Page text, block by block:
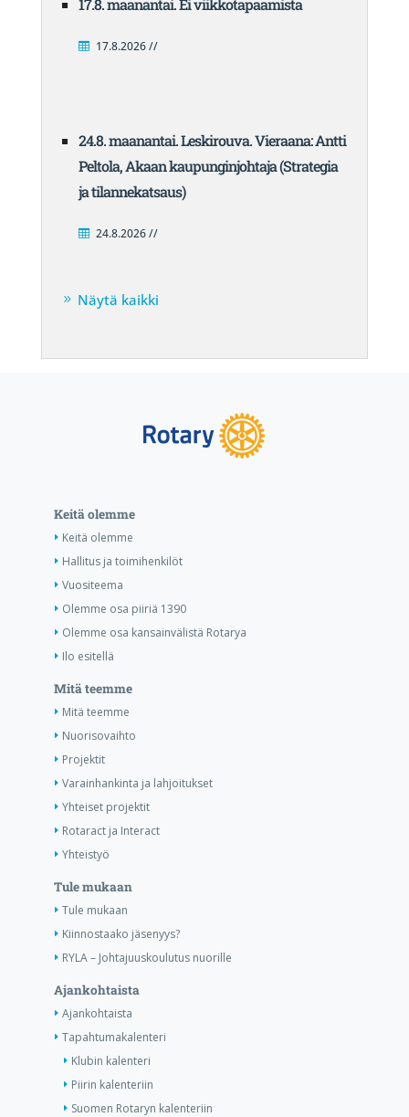
17.8. maanantai. Ei viikkotapaamista
17.8.2026 //
24.8. maanantai. Leskirouva. Vieraana: Antti
Peltola, Akaan kaupunginjohtaja (Strategia
ja tilannekatsaus)
24.8.2026 //
Näytä kaikki
Keitä olemme
Keitä olemme
Hallitus ja toimihenkilöt
Vuositeema
Olemme osa piiriä 1390
Olemme osa kansainvälistä Rotarya
Ilo esitellä
Mitä teemme
Mitä teemme
Nuorisovaihto
Projektit
Varainhankinta ja lahjoitukset
Yhteiset projektit
Rotaract ja Interact
Yhteistyö
Tule mukaan
Tule mukaan
Kiinnostaako jäsenyys?
RYLA – Johtajuuskoulutus nuorille
Ajankohtaista
Ajankohtaista
Tapahtumakalenteri
Klubin kalenteri
Piirin kalenteriin
Suomen Rotaryn kalenteriin